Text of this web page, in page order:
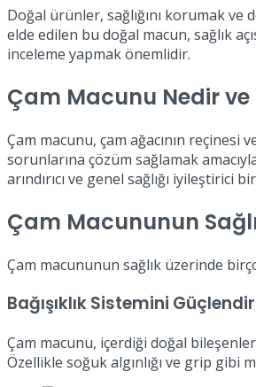
Doğal ürünler, sağlığını korumak
elde edilen bu doğal macun, sağlık
inceleme yapmak önemlidir.
Çam Macunu Nedir ve
Çam macunu, çam ağacının
sorunlarına çözüm sağlamak
arındırıcı ve genel sağlığı iyileştirici
Çam Macununun
Çam macununun sağlık üzerinde
Bağışıklık Sistemini
Çam macunu, içerdiği doğal
Özellikle soğuk algınlığı ve grip gibi